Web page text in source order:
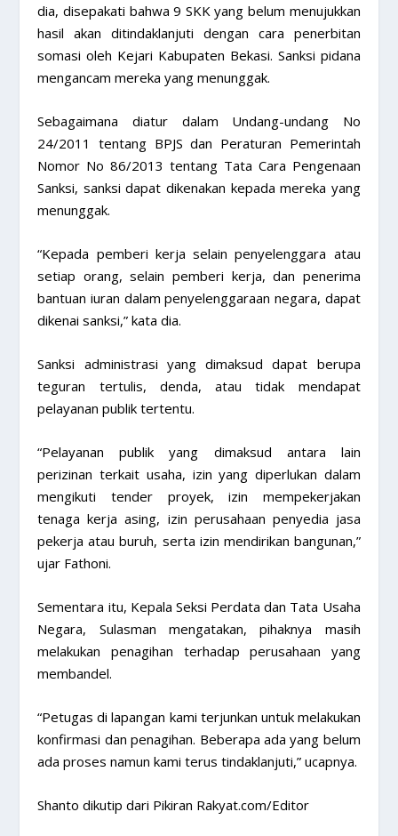
dia, disepakati bahwa 9 SKK yang belum menujukkan
hasil akan ditindaklanjuti dengan cara penerbitan
somasi oleh Kejari Kabupaten Bekasi. Sanksi pidana
mengancam mereka yang menunggak.
Sebagaimana diatur dalam Undang-undang No
24/2011 tentang BPJS dan Peraturan Pemerintah
Nomor No 86/2013 tentang Tata Cara Pengenaan
Sanksi, sanksi dapat dikenakan kepada mereka yang
menunggak.
“Kepada pemberi kerja selain penyelenggara atau
setiap orang, selain pemberi kerja, dan penerima
bantuan iuran dalam penyelenggaraan negara, dapat
dikenai sanksi,” kata dia.
Sanksi administrasi yang dimaksud dapat berupa
teguran tertulis, denda, atau tidak mendapat
pelayanan publik tertentu.
“Pelayanan publik yang dimaksud antara lain
perizinan terkait usaha, izin yang diperlukan dalam
mengikuti tender proyek, izin mempekerjakan
tenaga kerja asing, izin perusahaan penyedia jasa
pekerja atau buruh, serta izin mendirikan bangunan,”
ujar Fathoni.
Sementara itu, Kepala Seksi Perdata dan Tata Usaha
Negara, Sulasman mengatakan, pihaknya masih
melakukan penagihan terhadap perusahaan yang
membandel.
“Petugas di lapangan kami terjunkan untuk melakukan
konfirmasi dan penagihan. Beberapa ada yang belum
ada proses namun kami terus tindaklanjuti,” ucapnya.
Shanto dikutip dari Pikiran Rakyat.com/Editor